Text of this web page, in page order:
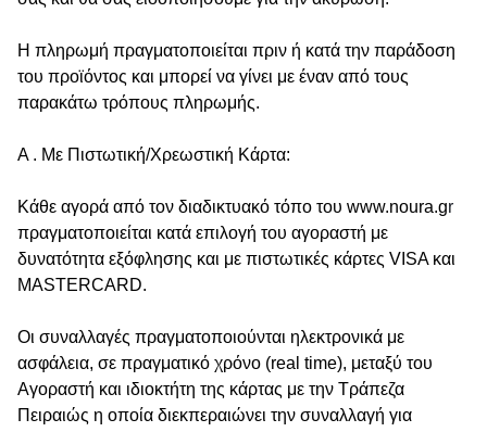
Η πληρωμή πραγματοποιείται πριν ή κατά την παράδοση
του προϊόντος και μπορεί να γίνει με έναν από τους
παρακάτω τρόπους πληρωμής.
Α . Με Πιστωτική/Χρεωστική Κάρτα:
Κάθε αγορά από τον διαδικτυακό τόπο του www.noura.gr
πραγματοποιείται κατά επιλογή του αγοραστή με
δυνατότητα εξόφλησης και με πιστωτικές κάρτες VISA και
MASTERCARD.
Οι συναλλαγές πραγματοποιούνται ηλεκτρονικά με
ασφάλεια, σε πραγματικό χρόνο (real time), μεταξύ του
Αγοραστή και ιδιοκτήτη της κάρτας με την Τράπεζα
Πειραιώς η οποία διεκπεραιώνει την συναλλαγή για